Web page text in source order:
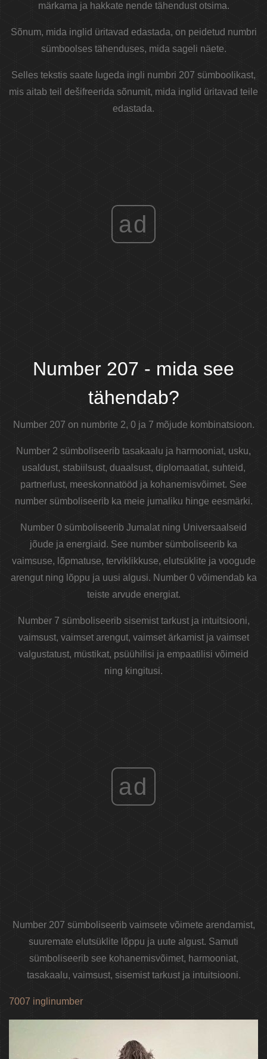
märkama ja hakkate nende tähendust otsima.
Sõnum, mida inglid üritavad edastada, on peidetud numbri
sümboolses tähenduses, mida sageli näete.
Selles tekstis saate lugeda ingli numbri 207 sümboolikast,
mis aitab teil dešifreerida sõnumit, mida inglid üritavad teile
edastada.
ad
Number 207 - mida see
tähendab?
Number 207 on numbrite 2, 0 ja 7 mõjude kombinatsioon.
Number 2 sümboliseerib tasakaalu ja harmooniat, usku,
usaldust, stabiilsust, duaalsust, diplomaatiat, suhteid,
partnerlust, meeskonnatööd ja kohanemisvõimet. See
number sümboliseerib ka meie jumaliku hinge eesmärki.
Number 0 sümboliseerib Jumalat ning Universaalseid
jõude ja energiaid. See number sümboliseerib ka
vaimsuse, lõpmatuse, terviklikkuse, elutsüklite ja voogude
arengut ning lõppu ja uusi algusi. Number 0 võimendab ka
teiste arvude energiat.
Number 7 sümboliseerib sisemist tarkust ja intuitsiooni,
vaimsust, vaimset arengut, vaimset ärkamist ja vaimset
valgustatust, müstikat, psüühilisi ja empaatilisi võimeid
ning kingitusi.
ad
Number 207 sümboliseerib vaimsete võimete arendamist,
suuremate elutsüklite lõppu ja uute algust. Samuti
sümboliseerib see kohanemisvõimet, harmooniat,
tasakaalu, vaimsust, sisemist tarkust ja intuitsiooni.
7007 inglinumber